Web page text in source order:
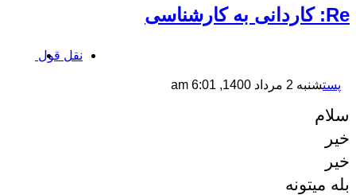
Re: کاردانی به کارشناسی
نقل قول
پستشنبه 2 مرداد 1400, 6:01 am
سلام
خیر
خیر
بله میتونه